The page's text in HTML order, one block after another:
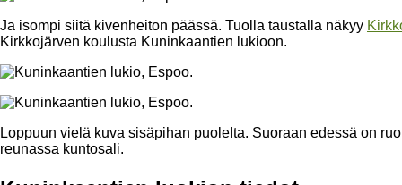
Ja isompi siitä kivenheiton päässä. Tuolla taustalla näkyy
Kirkkojärven koulusta Kuninkaantien lukioon.
Loppuun vielä kuva sisäpihan puolelta. Suoraan edessä on
reunassa kuntosali.